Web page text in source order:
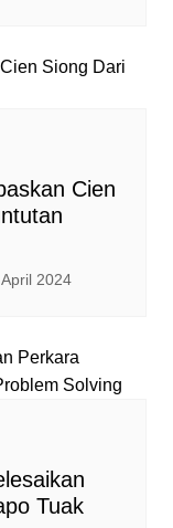
Cien
2024
Tuak